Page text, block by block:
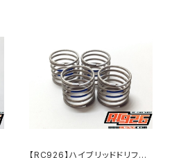
【RC926】ハイブリッドドリフト